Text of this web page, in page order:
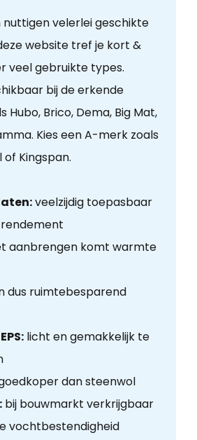
nuttigen velerlei geschikte
website tref je kort &
veel gebruikte types.
bij de erkende
Hubo, Brico, Dema, Big Mat,
Kies een A-merk zoals
of Kingspan.
veelzijdig toepasbaar
aanbrengen komt warmte
dus ruimtebesparend
licht en gemakkelijk te
dan steenwol
bij bouwmarkt verkrijgbaar
vochtbestendigheid